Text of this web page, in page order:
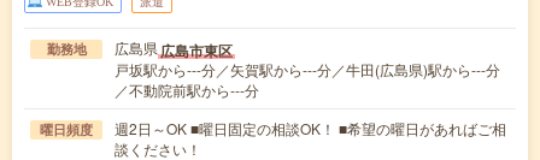
勤務地 広島県広島市東区
戸坂駅から---分／矢賀駅から---分／牛田(広島県)駅から---分
／不動院前駅から---分
曜日頻度
週2日～OK ■曜日固定の相談OK！ ■希望の曜日があればご相
談ください！